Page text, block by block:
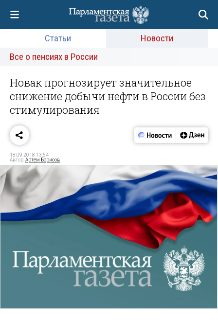
Статьи
Новости
Все о пенсиях в России
Новак прогнозирует значительное
снижение добычи нефти в России без
стимулирования
18.09.2018 13:54
Автор:Артем Борисов